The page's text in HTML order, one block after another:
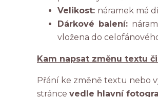
Velikost: náramek má
Dárkové balení:
vložena do
Kam napsat změnu textu
Přání ke změně textu nebo
stránce vedle hlavní